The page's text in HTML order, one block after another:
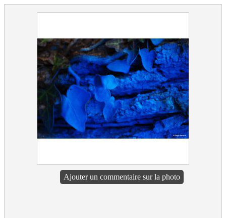
Ajouter un commentaire sur la photo